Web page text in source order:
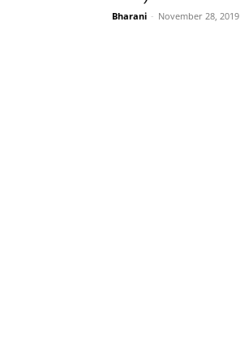
Bharani - November 28, 2019